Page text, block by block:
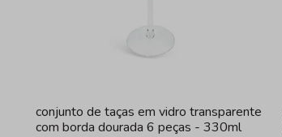
conjunto de taças em vidro transparente
com borda dourada 6 peças - 330ml